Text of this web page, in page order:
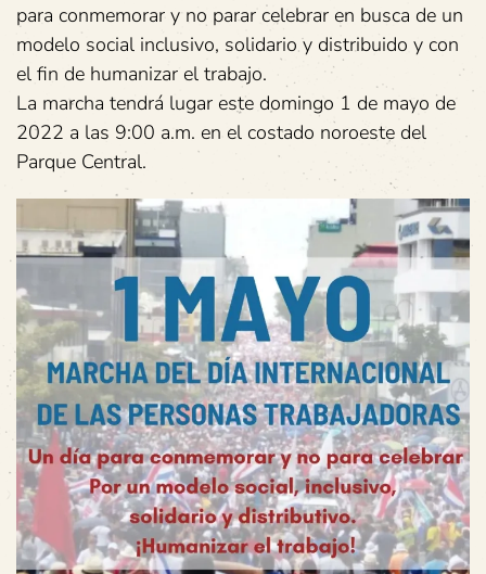
para conmemorar y no parar celebrar en busca de un
modelo social inclusivo, solidario y distribuido y con
el fin de humanizar el trabajo.
La marcha tendrá lugar este domingo 1 de mayo de
2022 a las 9:00 a.m. en el costado noroeste del
Parque Central.